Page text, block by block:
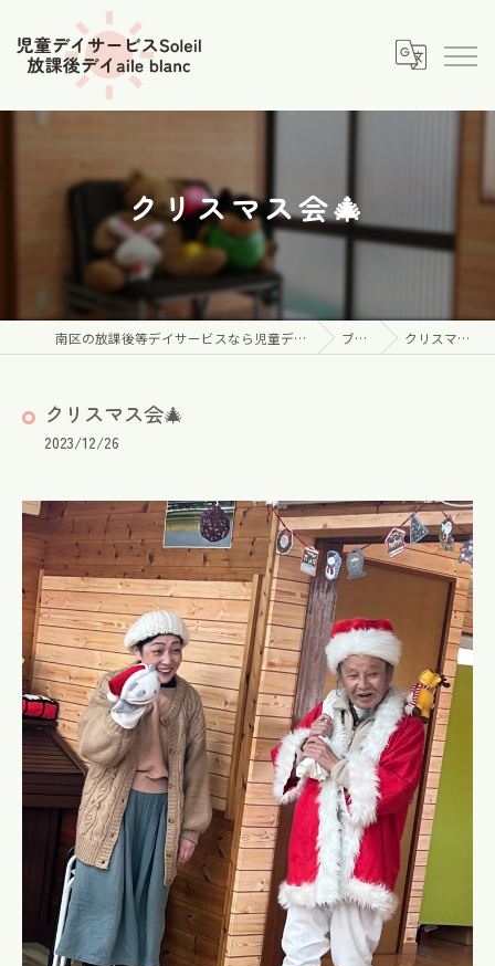
クリスマス会🎄
南区の放課後等デイサービスなら児童デイサービス Soleil ブログ クリスマス会🎄
クリスマス会🎄
2023/12/26